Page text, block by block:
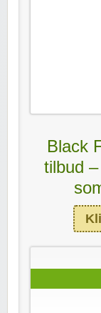
Black
tilbud